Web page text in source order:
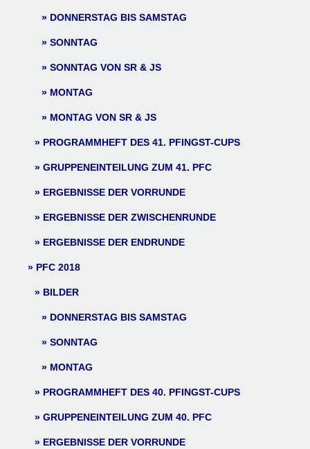
DONNERSTAG BIS SAMSTAG
SONNTAG
SONNTAG VON SR & JS
MONTAG
MONTAG VON SR & JS
PROGRAMMHEFT DES 41. PFINGST-CUPS
GRUPPENEINTEILUNG ZUM 41. PFC
ERGEBNISSE DER VORRUNDE
ERGEBNISSE DER ZWISCHENRUNDE
ERGEBNISSE DER ENDRUNDE
PFC 2018
BILDER
DONNERSTAG BIS SAMSTAG
SONNTAG
MONTAG
PROGRAMMHEFT DES 40. PFINGST-CUPS
GRUPPENEINTEILUNG ZUM 40. PFC
ERGEBNISSE DER VORRUNDE